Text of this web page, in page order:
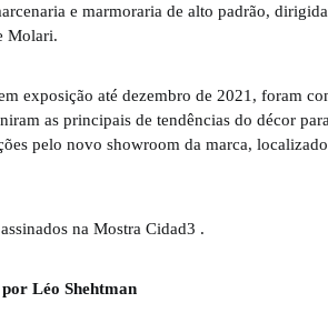
e marmoraria de alto padrão,
Molari.
exposição até dezembro de 2021, foram
as principais de tendências do décor
pelo novo showroom da marca,
na Mostra Cidad3 .
Léo Shehtman